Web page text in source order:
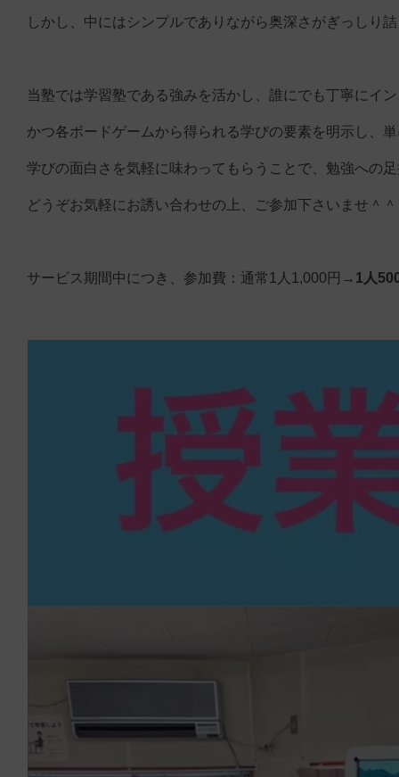
しかし、中にはシンプルでありながら奥深さがぎっしり
当塾では学習塾である強みを活かし、誰にでも丁寧にイ
かつ各ボードゲームから得られる学びの要素を明示し、
学びの面白さを気軽に味わってもらうことで、勉強への
どうぞお気軽にお誘い合わせの上、ご参加下さいませ＾＾
サービス期間中につき、参加費：通常1人1,000円→ 1人